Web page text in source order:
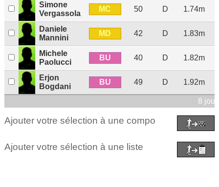
Simone
Vergassola
MC 50 D 1.74m
Daniele
Mannini
MD 42 D 1.83m
Michele
Paolucci
BU 40 D 1.82m
Erjon
Bogdani
BU 49 D 1.92m
8
Ajouter votre sélection à une compo
Ajouter votre sélection à une liste